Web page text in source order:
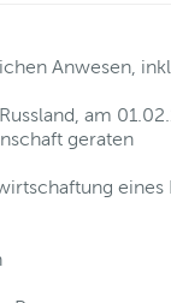
Anwesen,
am
geraten